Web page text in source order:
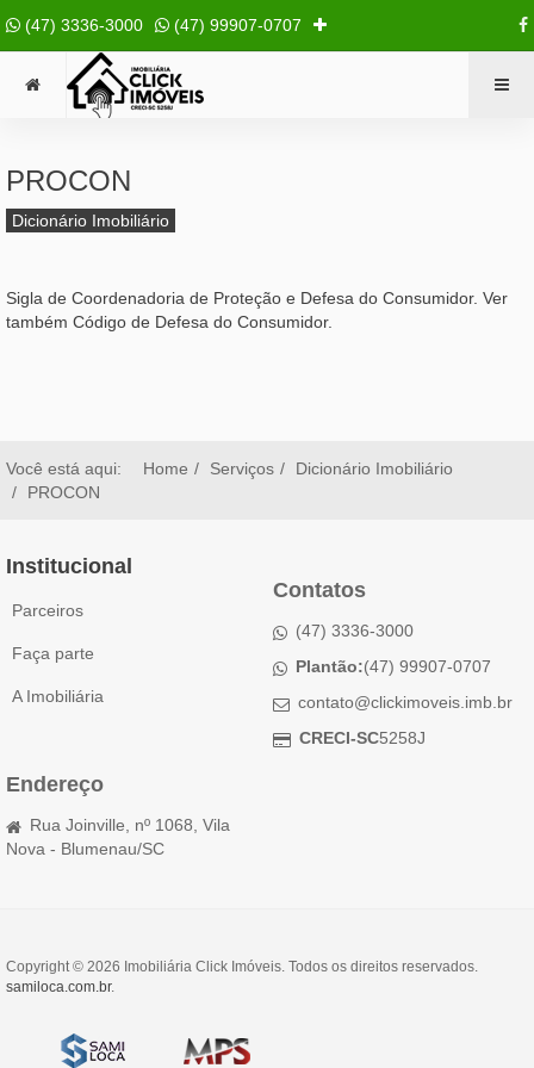
(47) 3336-3000 (47) 99907-0707
PROCON
Dicionário Imobiliário
Sigla de Coordenadoria de Proteção e Defesa do Consumidor. Ver
também Código de Defesa do Consumidor.
Você está aqui: Home Serviços
Dicionário Imobiliário
PROCON
Institucional
Parceiros
Faça parte
A Imobiliária
Contatos
(47) 3336-3000
Plantão:(47) 99907-0707
contato@clickimoveis.imb.br
CRECI-SC5258J
Endereço
Rua Joinville, nº 1068, Vila
Nova - Blumenau/SC
Copyright © 2026 Imobiliária Click Imóveis. Todos os direitos reservados.
samiloca.com.br.